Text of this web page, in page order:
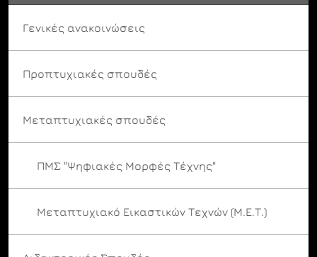
Γενικές ανακοινώσεις
Προπτυχιακές σπουδές
Μεταπτυχιακές σπουδές
ΠΜΣ "Ψηφιακές Μορφές Τέχνης"
Μεταπτυχιακό Εικαστικών Τεχνών (Μ.Ε.Τ.)